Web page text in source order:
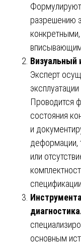
разрешению
Визуальный
Эксперт
Проводится
состояния
и
деформации,
или
спецификации.
основным